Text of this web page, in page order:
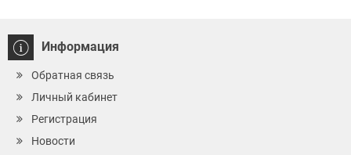
Информация
Обратная связь
Личный кабинет
Регистрация
Новости